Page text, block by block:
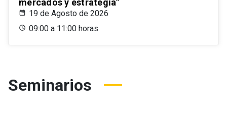
mercados y estrategia”
19 de Agosto de 2026
09:00 a 11:00 horas
Seminarios